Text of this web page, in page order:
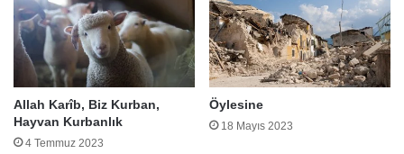
Allah Karîb, Biz Kurban,
Hayvan Kurbanlık
4 Temmuz 2023
Öylesine
18 Mayıs 2023